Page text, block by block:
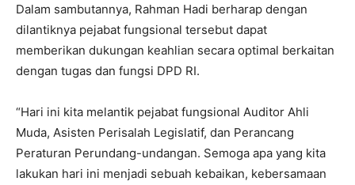
Dalam sambutannya, Rahman Hadi berharap dengan
dilantiknya pejabat fungsional tersebut dapat
memberikan dukungan keahlian secara optimal berkaitan
dengan tugas dan fungsi DPD RI.
“Hari ini kita melantik pejabat fungsional Auditor Ahli
Muda, Asisten Perisalah Legislatif, dan Perancang
Peraturan Perundang-undangan. Semoga apa yang kita
lakukan hari ini menjadi sebuah kebaikan, kebersamaan